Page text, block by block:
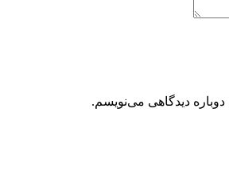
دیدگاهی می‌نویسم.